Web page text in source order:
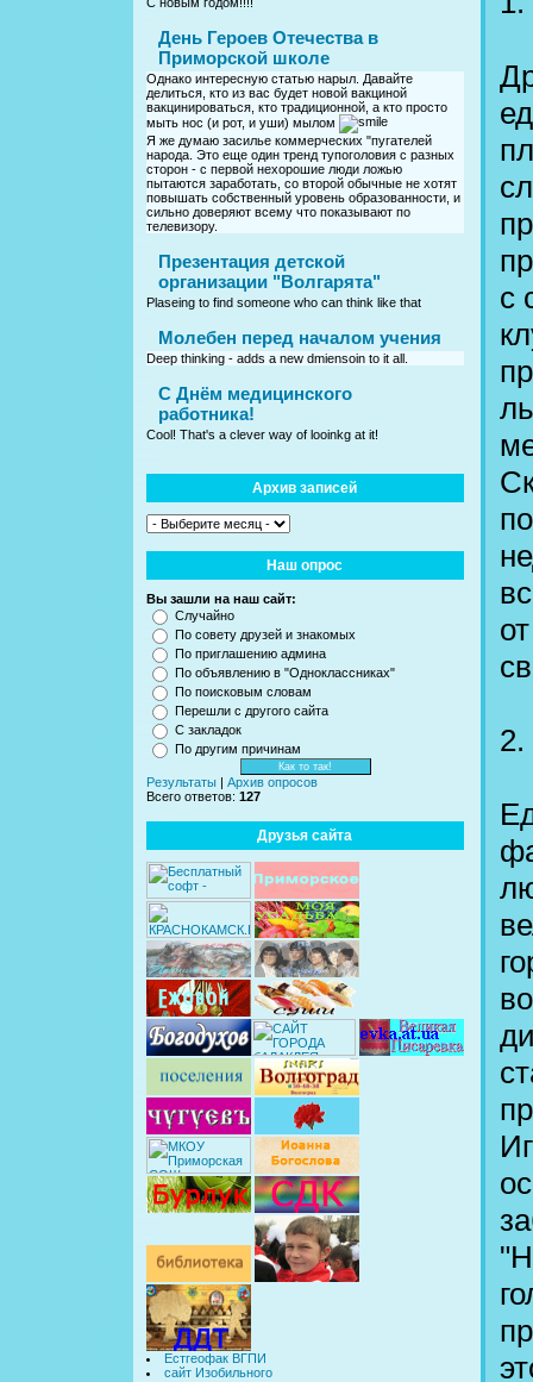
День Героев Отечества в
Приморской школе
Однако интересную статью нарыл. Давайте
делиться, кто из вас будет новой вакциной
вакцинироваться, кто традиционной, а кто просто
мыть нос (и рот, и уши) мылом
Я же думаю засилье коммерческих "пугателей
народа. Это еще один тренд тупоголовия с разных
сторон - с первой нехорошие люди ложью
пытаются заработать, со второй обычные не хотят
повышать собственный уровень образованности, и
сильно доверяют всему что показывают по
телевизору.
Презентация детской
организации "Волгарята"
Plaseing to find someone who can think like that
Молебен перед началом учения
Deep thinking - adds a new dmiensoin to it all.
C Днём медицинского
работника!
Cool! That's a clever way of looinkg at it!
Архив записей
Наш опрос
Вы зашли на наш сайт:
Случайно
По совету друзей и знакомых
По приглашению админа
По объявлению в "Одноклассниках"
По поисковым словам
Перешли с другого сайта
С закладок
По другим причинам
Результаты
Архив опросов
Всего ответов: 127
Друзья сайта
Естгеофак ВГПИ
сайт Изобильного
с